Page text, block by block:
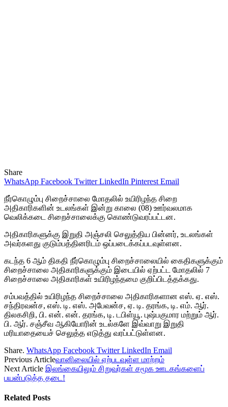
Share
WhatsApp Facebook Twitter LinkedIn Pinterest Email
நீர்கொழும்பு சிறைச்சாலை மோதலில் உயிரிழந்த சிறை
அதிகாரிகளின் உடலங்கள் இன்று காலை (08) ஊர்வலமாக
வெலிக்கடை சிறைச்சாலைக்கு கொண்டுவரப்பட்டன.
அதிகாரிகளுக்கு இறுதி அஞ்சலி செலுத்திய பின்னர், உடலங்கள்
அவர்களது குடும்பத்தினரிடம் ஒப்படைக்கப்படவுள்ளன.
கடந்த 6 ஆம் திகதி நீர்கொழும்பு சிறைச்சாலையில் கைதிகளுக்கும்
சிறைச்சாலை அதிகாரிகளுக்கும் இடையில் ஏற்பட்ட மோதலில் 7
சிறைச்சாலை அதிகாரிகள் உயிரிழந்தமை குறிப்பிடத்தக்கது.
சம்பவத்தில் உயிரிழந்த சிறைச்சாலை அதிகாரிகளான எஸ். ஏ. எஸ்.
சந்திரவன்ச, எஸ். டி. எஸ். அபேவன்ச, ஏ. டி. தரங்க, டி. எம். ஆர்.
திலகசிறி, பி. என். என். தரங்க, டி. டபிள்யூ. புஷ்பகுமார மற்றும் ஆர்.
பி. ஆர். சஞ்சீவ ஆகியோரின் உடல்களே இவ்வாறு இறுதி
மரியாதையைச் செலுத்த எடுத்து வரப்பட்டுள்ளன.
Share. WhatsApp Facebook Twitter LinkedIn Email
Previous Articleவானிலையில் ஏற்படவுள்ள மாற்றம்
Next Article இலங்கையிலும் சிறுவர்கள் சமூக ஊடகங்களைப்
பயன்படுத்த தடை!
Related Posts